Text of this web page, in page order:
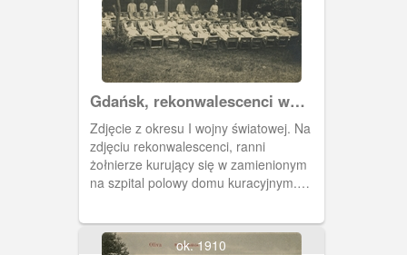
Gdańsk, rekonwalescenci w
Strauchmuhle
Zdjęcie z okresu I wojny światowej. Na
zdjęciu rekonwalescenci, ranni
żołnierze kurujący się w zamienionym
na szpital polowy domu kuracyjnym.
ok. 1910